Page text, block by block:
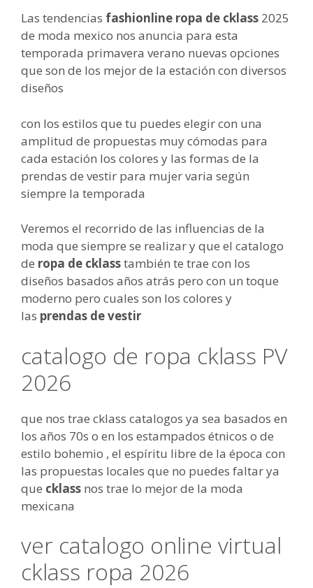
Las tendencias fashionline ropa de cklass 2025
de moda mexico nos anuncia para esta
temporada primavera verano nuevas opciones
que son de los mejor de la estación con diversos
diseños
con los estilos que tu puedes elegir con una
amplitud de propuestas muy cómodas para
cada estación los colores y las formas de la
prendas de vestir para mujer varia según
siempre la temporada
Veremos el recorrido de las influencias de la
moda que siempre se realizar y que el catalogo
de ropa de cklasstambién te trae con los
diseños basados años atrás pero con un toque
moderno pero cuales son los colores y
las prendas de vestir
catalogo de ropa cklass PV
2026
que nos trae cklass catalogos ya sea basados en
los años 70s o en los estampados étnicos o de
estilo bohemio , el espíritu libre de la época con
las propuestas locales que no puedes faltar ya
que cklass nos trae lo mejor de la moda
mexicana
ver catalogo online virtual
cklass ropa 2026